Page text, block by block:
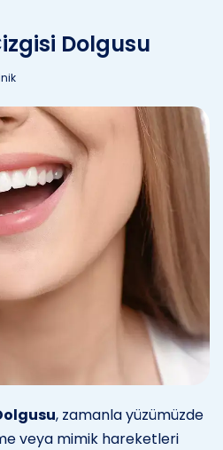
Dolgusu
, zamanla yüzümüzde
veya mimik hareketleri